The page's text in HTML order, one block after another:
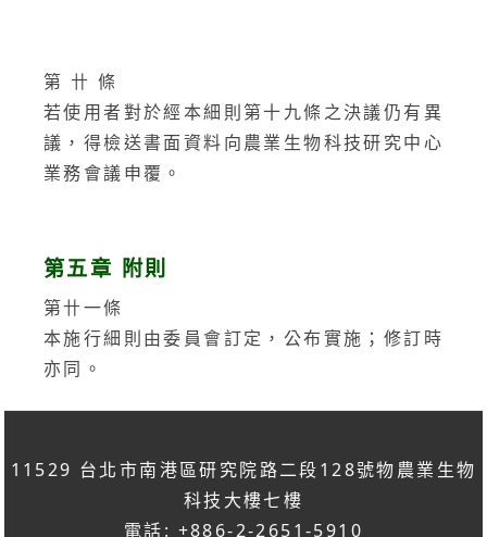
第 卄 條
若使用者對於經本細則第十九條之決議仍有異
議，得檢送書面資料向農業生物科技研究中心
業務會議申覆。
第五章 附則
第卄一條
本施行細則由委員會訂定，公布實施；修訂時
亦同。
11529 台北市南港區研究院路二段128號物農業生物
科技大樓七樓
電話: +886-2-2651-5910